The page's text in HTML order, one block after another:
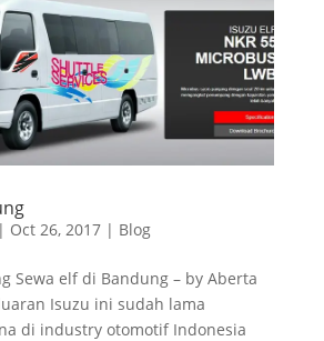
| Oct 26, 2017| Blog
Sewa elf di Bandung – by Aberta
Isuzu ini sudah lama
di industry otomotif Indonesia